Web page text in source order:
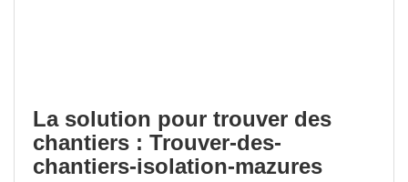
La solution pour trouver des
chantiers : Trouver-des-
chantiers-isolation-mazures